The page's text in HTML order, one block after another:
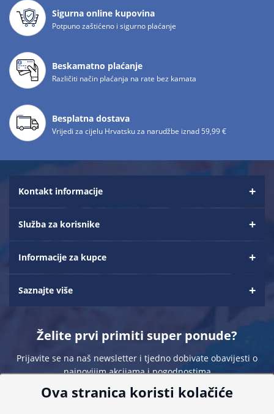
Sigurna online kupovina
Potpuno zaštićeno i sigurno plaćanje
Beskamatno plaćanje
Različiti način plaćanja na rate bez kamata
Besplatna dostava
Vrijedi za cijelu Hrvatsku za narudžbe iznad 59,99 €
Kontakt informacije
Služba za korisnike
Informacije za kupce
Saznajte više
Želite prvi primiti super ponude?
Prijavite se na naš newsletter i tjedno dobivate obavijesti o
najnovijim akcijama i pogodnostima
Ova stranica koristi kolačiće